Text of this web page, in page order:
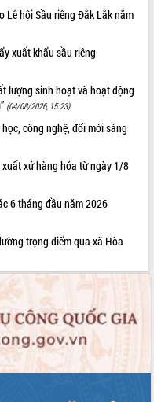
Lễ hội Sầu riêng Đắk Lắk năm
xuất khẩu sầu riêng
lượng sinh hoạt và hoạt động
(04/08/2026, 15:23)
công nghệ, đổi mới sáng
xứ hàng hóa từ ngày 1/8
6 tháng đầu năm 2026
trọng điểm qua xã Hòa